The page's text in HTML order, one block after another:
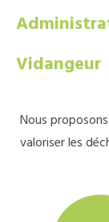
Vidangeur
Nous
valoriser les